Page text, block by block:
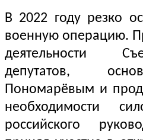
В 2022 году резко
военную операцию.
деятельности
депутатов,
Пономарёвым и
необходимости
российского